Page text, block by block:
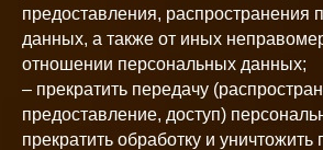
предоставления, распространения
данных, а также от иных
отношении персональных данных;
– прекратить передачу
предоставление, доступ)
прекратить обработку и